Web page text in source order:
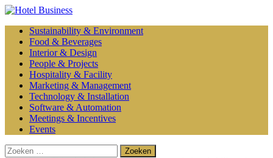
Sustainability & Environment
Food & Beverages
Interior & Design
People & Projects
Hospitality & Facility
Marketing & Management
Technology & Installation
Software & Automation
Meetings & Incentives
Events
Zoeken